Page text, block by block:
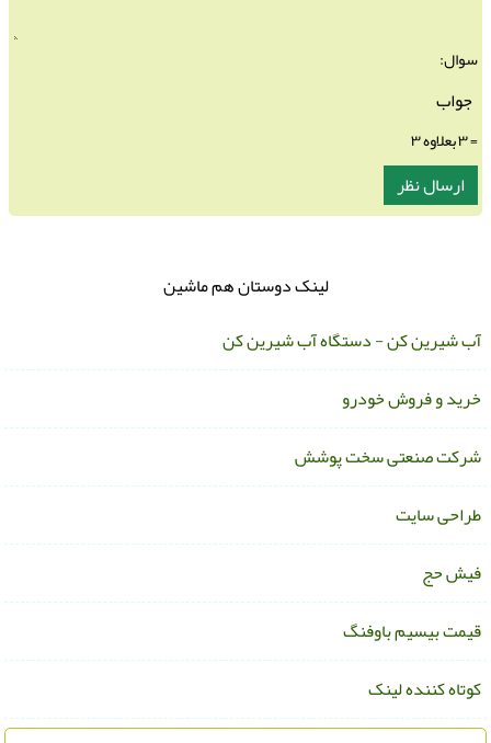
سوال:
لینک دوستان هم ماشین
شیرین کن - دستگاه آب شیرین کن
و فروش خودرو
صنعتی سخت پوشش
سایت
حج
بیسیم باوفنگ
کننده لینک